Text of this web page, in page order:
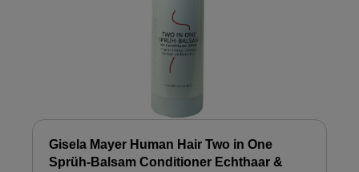
Gisela Mayer Human Hair Two in One
Sprüh-Balsam Conditioner Echthaar &